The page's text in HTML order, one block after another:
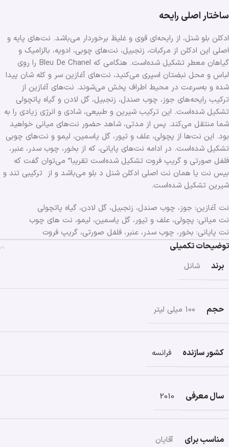
ساختار اصلی رایحه
ادکلن بلو شنل، از رایحه‌ای قوی و غلیظ برخوردار می‌باشد. نت‌های پایه و
اصلی این ادکلن از مرکبات، زنجبیل، نت‌های چوبی، ادویه، بالزامیک و
گیاهان معطر تشکیل شده‌است. هنگامی که Bleu De Chanel را روی
لباس و محل نبضتان اسپری می‌کنید، نت‌های آغازین سر و کله شان پیدا
شده و به‌سرعت در محیط اطراف پخش می‌شوند. نت‌های آغازین از
ترکیب رایحه‌های جوز، چوب صندل، زنجبیل، گل لادن و گیاه پاتچولی
تشکیل شده‌است. این ترکیب شیرین و طبیعی، شادی و انرژی زیادی را به
شما منتقل می‌کند. پس از مدتی، شاهد حضور نت‌های میانی خواهید
بود. این نت‌ها از پچولی، علف و تیور، گل یاسمین، لیمو و نت‌های چوبی
تشکیل شده‌است. در ادامه نت‌های پایانی، که از بخور، چوب سدر، عنبر،
فلفل صورتی و گریپ فروت تشکیل شده‌است تقریبا” می‌توان گفت که
بیس نت یا همان نت اصلی ادکلن شنل د بلو می‌باشد و از ترکیبی تند و
شیرین تشکیل شده‌است.
نت آغازین: جوز، چوب صندل، زنجبیل، گل لادن، گیاه پاتچولی
نت میانی: پچولی، علف و تیور، گل یاسمین، لیمو، نت های چوب
نت پایانی: بخور، چوب سدر، عنبر، فلفل صورتی، گریپ فروت
توضیحات تکمیلی
برند
شانل
حجم 100 میلی لیتر
کشور سازنده فرانسه
سال معرفی 2010
مناسب برای آقایان